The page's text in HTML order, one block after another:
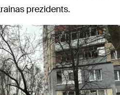
prezidents.